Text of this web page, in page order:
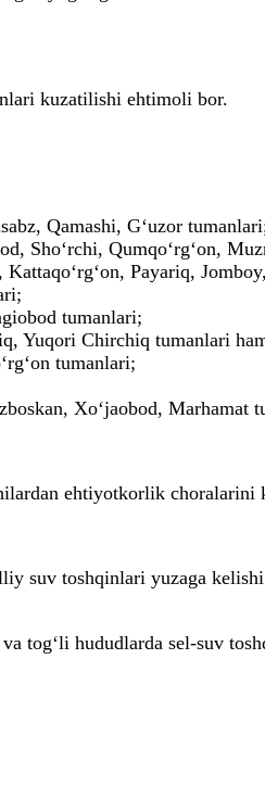
kuzatilishi ehtimoli bor.
Qamashi, G‘uzor
Sho‘rchi, Qumqo‘rg‘on,
Payariq,
tumanlari;
Yuqori Chirchiq tumanlari
tumanlari;
Xo‘jaobod, Marhamat
ehtiyotkorlik choralarini
suv toshqinlari yuzaga
tog‘li hududlarda sel-suv